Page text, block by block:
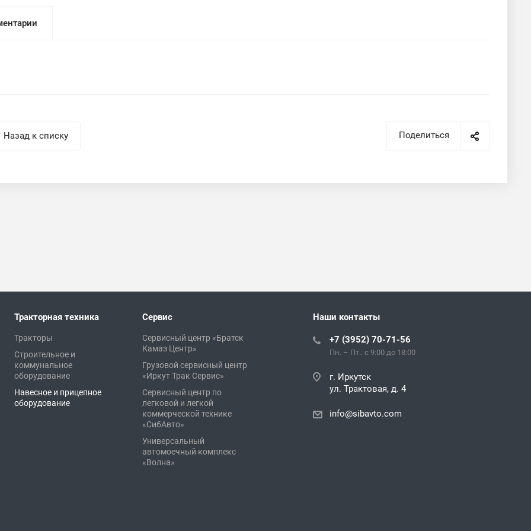
Поделиться
Назад к списку
Тракторная техника
Тракторы
Строительное и
коммунальное
оборудование
Навесное и прицепное
оборудование
Сервис
Сервисный центр «Братск
Камаз Центр»
Грузовой сервисный центр
«Иркут Трак Сервис»
Сервисный центр по
легковой и легкой
коммерческой технике
«СибАвто»
Универсальный
автомоечный комплекс
«Волна»
Наши контакты
+7 (3952) 70-71-56
Пн. – Пт.: с 9:00 до 18:00
г. Иркутск
ул. Трактовая, д. 4
info@sibavto.com